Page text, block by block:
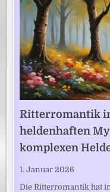
Ritterromantik
heldenhaften
komplexen
1. Januar 2026
Die Ritterromantik hat